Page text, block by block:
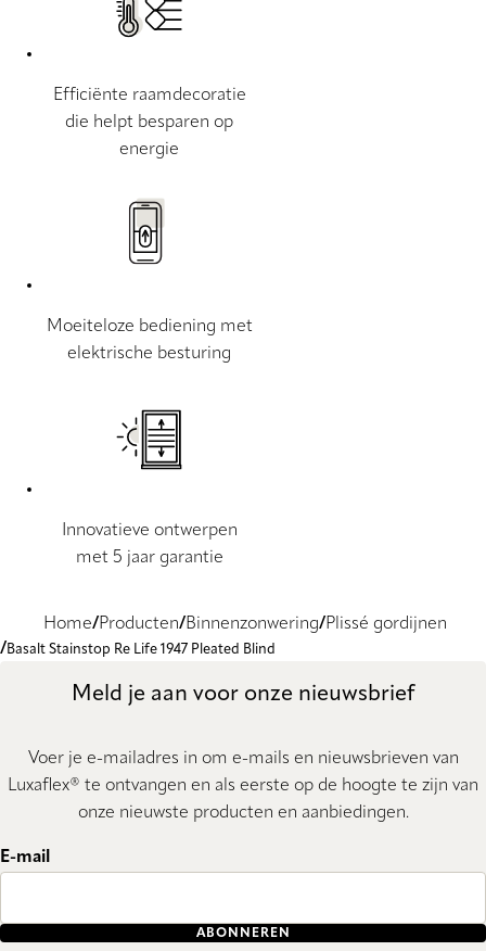
Efficiënte raamdecoratie
die helpt besparen op
energie
Moeiteloze bediening met
elektrische besturing
Innovatieve ontwerpen
met 5 jaar garantie
Home Producten Binnenzonwering Plissé gordijnen
Basalt Stainstop Re Life 1947 Pleated Blind
Meld je aan voor onze nieuwsbrief
Voer je e-mailadres in om e-mails en nieuwsbrieven van
Luxaflex® te ontvangen en als eerste op de hoogte te zijn van
onze nieuwste producten en aanbiedingen.
E-mail
ABONNEREN